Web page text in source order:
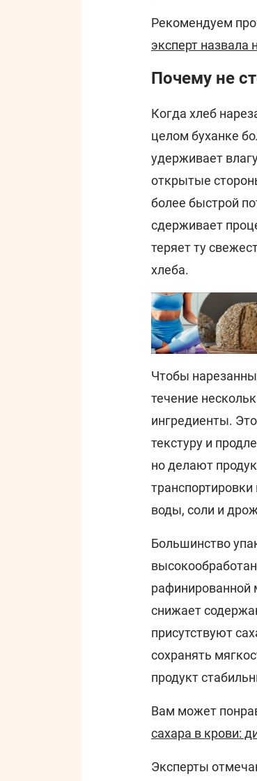
Рекомендуем
эксперт
Почему не
Когда хлеб
целом буханке
удерживает
открытые
более быстрой
сдерживает
теряет ту
хлеба.
Чтобы
течение
ингредиенты.
текстуру и
но делают
воды, соли и
Большинство
рафинированной
снижает
присутствуют
сохранять
продукт
Вам может
сахара в крови:
Эксперты